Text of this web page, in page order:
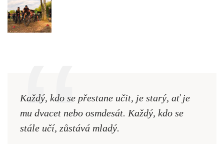
Každý, kdo se přestane učit, je starý, ať je
mu dvacet nebo osmdesát. Každý, kdo se
stále učí, zůstává mladý.